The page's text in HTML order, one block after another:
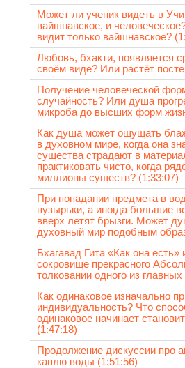
Может ли ученик видеть в
вайшнавское, и
видит только вайшнавское?
Любовь, бхакти, появляется
своём виде? Или растёт
Получение человеческой
случайность? Или душа
микроба до высших форм
Как душа может ощущать
в духовном мире, когда она
существа страдают в
практиковать чисто, когда
миллионы существ? (1:33:07)
При попадании предмета в
пузырьки, а иногда большие
вверх летят брызги. Может
духовный мир подобным
Бхагавад Гита «Как она
сокровище прекрасного
толковании одного из
Как одинаковое изначально
индивидуальность? Что
одинаковое начинает
(1:47:18)
Продолжение дискуссии про
каплю воды (1:51:56)